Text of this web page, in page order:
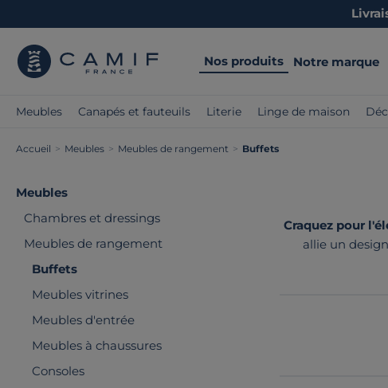
Nos produits Notre marque
Meubles Canapés et fauteuils Literie Linge de maison
Accueil > Meubles > Meubles de rangement > Buffets
Meubles
Chambres et dressings
Meubles de rangement
Buffets
Meubles vitrines
Meubles d'entrée
Meubles à chaussures
Consoles
Craquez pour
allie un
s'inscrit dans